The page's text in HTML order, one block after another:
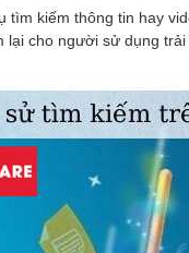
tìm kiếm thông tin hay
cho người sử dụng